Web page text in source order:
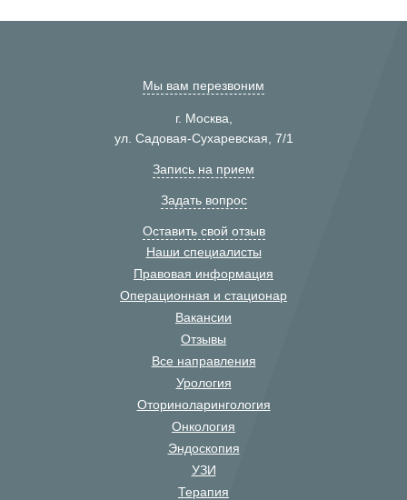
Мы вам перезвоним
г. Москва,
ул. Садовая-Сухаревская, 7/1
Запись на прием
Задать вопрос
Оставить свой отзыв
Наши специалисты
Правовая информация
Операционная и стационар
Вакансии
Отзывы
Все направления
Урология
Оториноларингология
Онкология
Эндоскопия
УЗИ
Терапия